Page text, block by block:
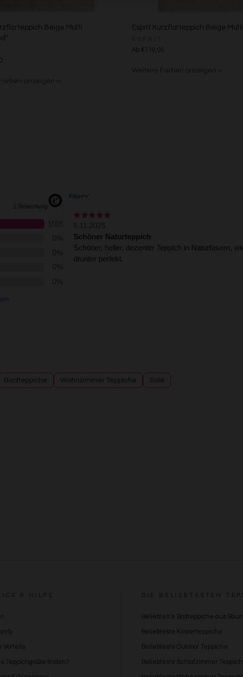
Beige Multi
Esprit Kurzflorteppich Beige
Ab €119,00
Badteppiche Wohnzimmer Teppiche Sale
& HILFE
Vorteile
Teppichgröße finden?
DIE BELIEBTESTEN
Beliebteste Badteppiche aus
Beliebteste Kinderteppiche
Beliebteste Outdoor Teppiche
Beliebteste Schlafzimmer
Verwendung reduzierter Daten zur Auswahl von Werbeanzeigen